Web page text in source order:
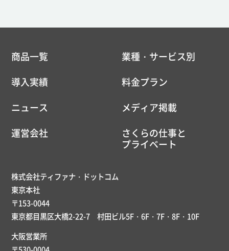
商品一覧
業種・サービス別
導入実績
料金プラン
ニュース
メディア掲載
運営会社
さくらの仕事と
プライベート
株式会社ティファナ・ドットコム
東京本社
〒153-0044
東京都目黒区大橋2-22-7 村田ビル5F・6F・7F・8F・10F
大阪営業所